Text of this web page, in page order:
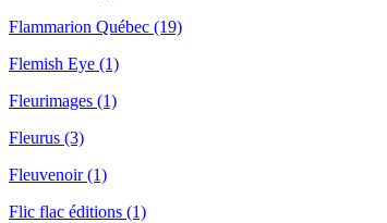
Flammarion Québec (19)
Flemish Eye (1)
Fleurimages (1)
Fleurus (3)
Fleuvenoir (1)
Flic flac éditions (1)